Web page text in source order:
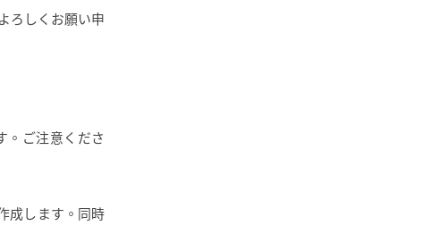
ろしくお願い申
。ご注意くださ
成します。同時